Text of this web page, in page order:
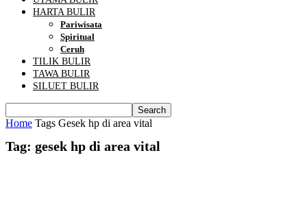
HARTA BULIR
Pariwisata
Spiritual
Ceruh
TILIK BULIR
TAWA BULIR
SILUET BULIR
Home Tags Gesek hp di area vital
Tag: gesek hp di area vital